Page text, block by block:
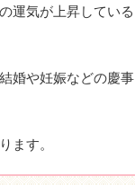
運気が上昇している
婚や妊娠などの慶事
ます。